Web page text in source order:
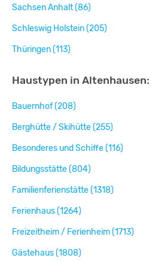
Sachsen Anhalt (86)
Schleswig Holstein (205)
Thüringen (113)
Haustypen in Altenhausen:
Bauernhof (208)
Berghütte / Skihütte (255)
Besonderes und Schiffe (116)
Bildungsstätte (804)
Familienferienstätte (1318)
Ferienhaus (1264)
Freizeitheim / Ferienheim (1713)
Gästehaus (1808)